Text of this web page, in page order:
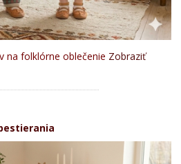
na folklórne oblečenie Zobraziť